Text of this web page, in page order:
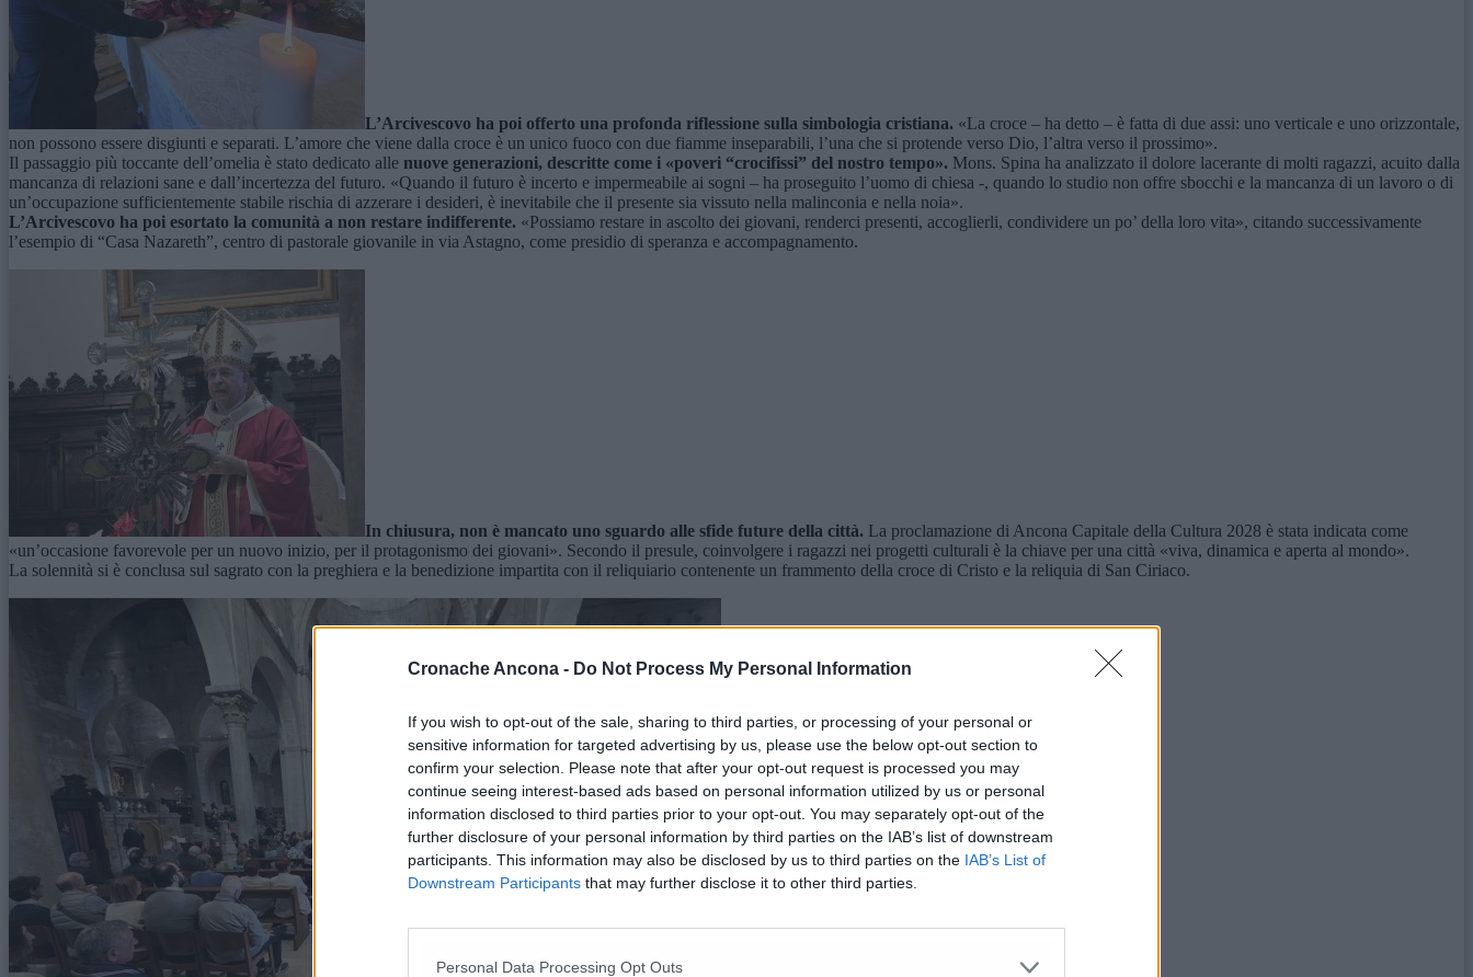
Cronache Ancona - Do Not Process My Personal Information
If you wish to opt-out of the sale, sharing to third parties, or processing of your personal or
sensitive information for targeted advertising by us, please use the below opt-out section to
confirm your selection. Please note that after your opt-out request is processed you may
continue seeing interest-based ads based on personal information utilized by us or personal
information disclosed to third parties prior to your opt-out. You may separately opt-out of the
further disclosure of your personal information by third parties on the IAB’s list of downstream
participants. This information may also be disclosed by us to third parties on the IAB’s List of
Downstream Participants that may further disclose it to other third parties.
Personal Data Processing Opt Outs
L’Arcivescovo ha poi offerto una profonda riflessione sulla simbologia cristiana. «La croce – ha detto – è fatta di due assi: uno verticale e uno orizzontale,
non possono essere disgiunti e separati. L’amore che viene dalla croce è un unico fuoco con due fiamme inseparabili, l’una che si protende verso Dio, l’altra verso il prossimo».
Il passaggio più toccante dell’omelia è stato dedicato alle nuove generazioni, descritte come i «poveri “crocifissi” del nostro tempo». Mons. Spina ha analizzato il dolore lacerante di molti ragazzi, acuito dalla
mancanza di relazioni sane e dall’incertezza del futuro. «Quando il futuro è incerto e impermeabile ai sogni – ha proseguito l’uomo di chiesa -, quando lo studio non offre sbocchi e la mancanza di un lavoro o di
un’occupazione sufficientemente stabile rischia di azzerare i desideri, è inevitabile che il presente sia vissuto nella malinconia e nella noia».
L’Arcivescovo ha poi esortato la comunità a non restare indifferente. «Possiamo restare in ascolto dei giovani, renderci presenti, accoglierli, condividere un po’ della loro vita», citando successivamente
l’esempio di “Casa Nazareth”, centro di pastorale giovanile in via Astagno, come presidio di speranza e accompagnamento.
In chiusura, non è mancato uno sguardo alle sfide future della città. La proclamazione di Ancona Capitale della Cultura 2028 è stata indicata come
«un’occasione favorevole per un nuovo inizio, per il protagonismo dei giovani». Secondo il presule, coinvolgere i ragazzi nei progetti culturali è la chiave per una città «viva, dinamica e aperta al mondo».
La solennità si è conclusa sul sagrato con la preghiera e la benedizione impartita con il reliquiario contenente un frammento della croce di Cristo e la reliquia di San Ciriaco.